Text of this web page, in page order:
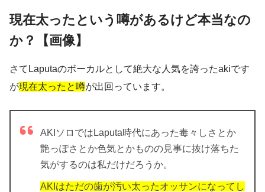
現在太ったという噂があるけど本当なの
か？【画像】
さてLaputaのボーカルとして絶大な人気を誇ったakiです
が現在太ったと噂が出回っています。
AKIソロではLaputa時代にあった毒々しさとか
艶っぽさとか色気とかものの見事に抜け落ちた
気がするのは私だけだろうか。
AKIはただの歯が汚い太ったオッサンになってし